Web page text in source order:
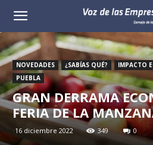
Voz
de
las
Empresas
NOVEDADES ¿SABÍAS QUÉ? IMPACTO
PUEBLA
GRAN DERRAMA
FERIA DE LA
16 diciembre 2022 349 0